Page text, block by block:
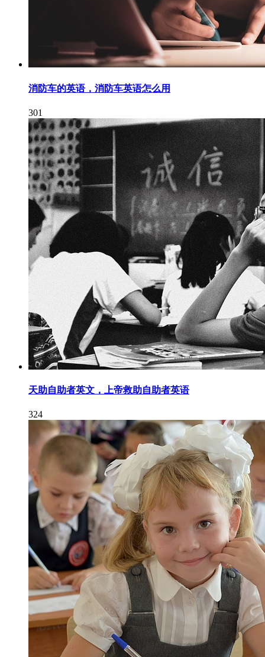
消防车的英语，消防车英语怎么用
301
天助自助者英文，上帝救助自助者英语
324